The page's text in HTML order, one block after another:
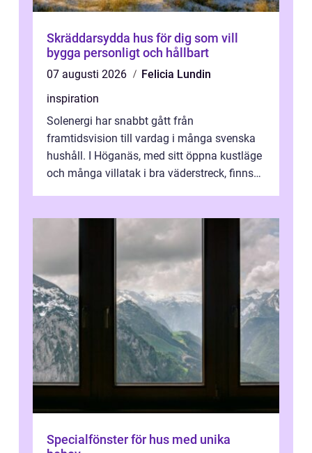
Skräddarsydda hus för dig som vill
bygga personligt och hållbart
07 augusti 2026
Felicia Lundin
inspiration
Solenergi har snabbt gått från
framtidsvision till vardag i många svenska
hushåll. I Höganäs, med sitt öppna kustläge
och många villatak i bra väderstreck, finns
Specialfönster för hus med unika